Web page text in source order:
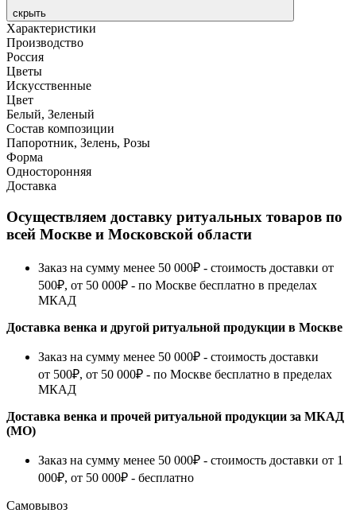
скрыть
Характеристики
Производство
Россия
Цветы
Искусственные
Цвет
Белый, Зеленый
Состав композиции
Папоротник, Зелень, Розы
Форма
Односторонняя
Доставка
Осуществляем доставку ритуальных товаров по
всей Москве и Московской области
Заказ на сумму менее 50 000₽ - стоимость доставки от
500₽, от 50 000₽ - по Москве бесплатно в пределах
МКАД
Доставка венка и другой ритуальной продукции в Москве
Заказ на сумму менее 50 000₽ - стоимость доставки
от 500₽, от 50 000₽ - по Москве бесплатно в пределах
МКАД
Доставка венка и прочей ритуальной продукции за МКАД
(МО)
Заказ на сумму менее 50 000₽ - стоимость доставки от 1
000₽, от 50 000₽ - бесплатно
Самовывоз